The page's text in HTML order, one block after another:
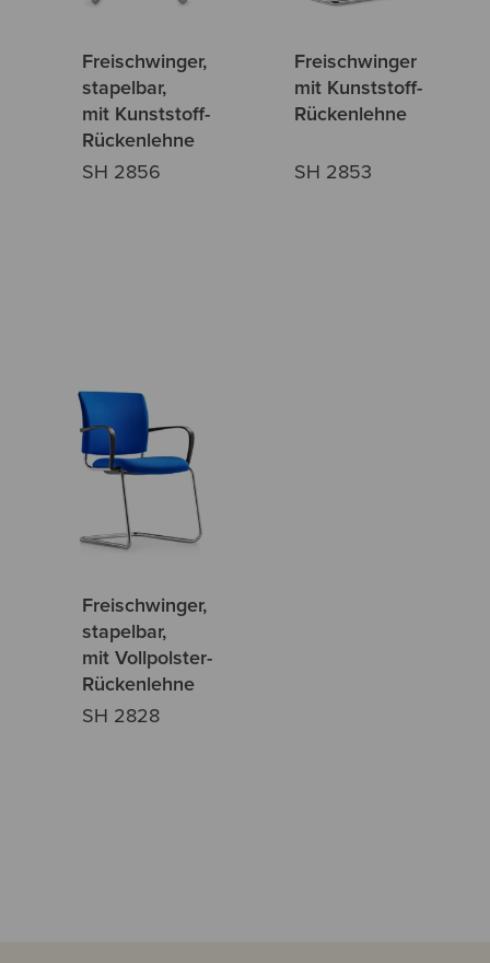
Freischwinger,
stapelbar,
mit Kunststoff-
Rückenlehne
SH 2856
Freischwinger
mit Kunststoff-
Rückenlehne
SH 2853
Freischwinger,
stapelbar,
mit Vollpolster-
Rückenlehne
SH 2828